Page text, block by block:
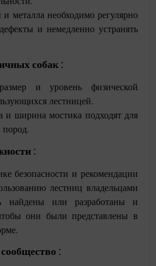
металла необходимо регулярно
и немедленно устранять
собак:
и уровень физической
лестницей.
и ширина мостика подходят для
пород.
:
безопасности и рекомендации
лестниц владельцами
найдены или разработаны и
они были представлены в
: